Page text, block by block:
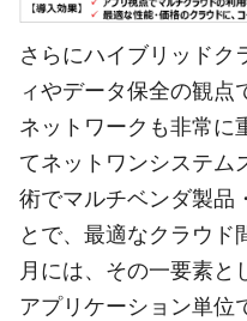
さらにハイブリッドク
ィやデータ保全の観
ネットワークも非常に
てネットワンシステム
術でマルチベンダ製品
とで、最適なクラウド
月には、その一要素
アプリケーション単位